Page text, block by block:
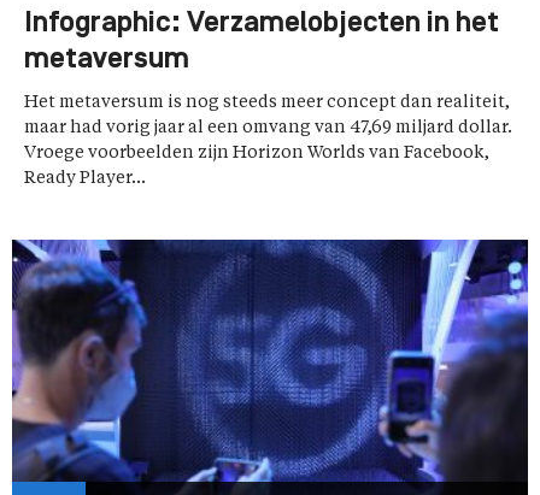
Infographic: Verzamelobjecten in het
metaversum
Het metaversum is nog steeds meer concept dan realiteit,
maar had vorig jaar al een omvang van 47,69 miljard dollar.
Vroege voorbeelden zijn Horizon Worlds van Facebook,
Ready Player...